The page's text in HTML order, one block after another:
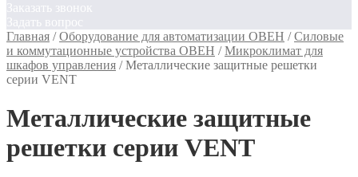
Заказать звонок
Задать вопрос
Главная /Оборудование для автоматизации ОВЕН /Силовые
и коммутационные устройства ОВЕН /Микроклимат для
шкафов управления /Металлические защитные решетки
серии VENT
Металлические защитные
решетки серии VENT